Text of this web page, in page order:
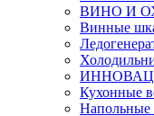
ВИНО И
Винные
Кухонные
Напольные